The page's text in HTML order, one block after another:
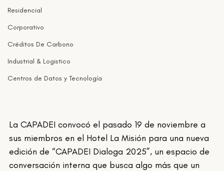
Residencial
Corporativo
Créditos De Carbono
Industrial & Logistico
Centros de Datos y Tecnología
La CAPADEI convocó el pasado 19 de noviembre a
sus miembros en el Hotel La Misión para una nueva
edición de “CAPADEI Dialoga 2025”, un espacio de
conversación interna que busca algo más que un